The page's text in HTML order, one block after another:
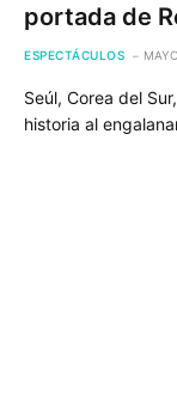
portada de
ESPECTÁCULOS
Seúl, Corea del
historia al